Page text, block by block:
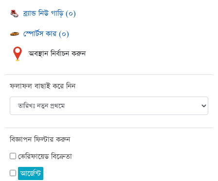
ব্র্যান্ড নিউ গাড়ি (০)
স্পোর্টস কার (০)
অবস্থান নির্বাচন করুন
ফলাফল বাছাই করে নিন
বিজ্ঞাপন ফিল্টার করুন
ভেরিফায়েড বিক্রেতা
আর্জেন্ট